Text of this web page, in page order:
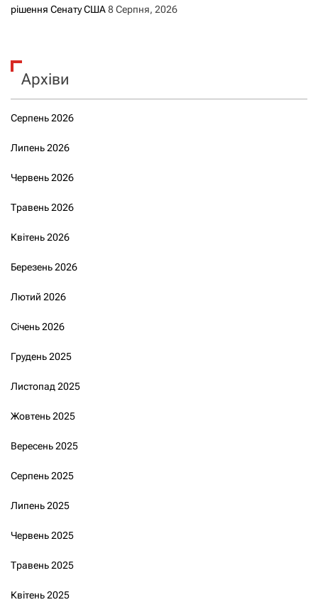
рішення Сенату США8 Серпня, 2026
Архіви
Серпень 2026
Липень 2026
Червень 2026
Травень 2026
Квітень 2026
Березень 2026
Лютий 2026
Січень 2026
Грудень 2025
Листопад 2025
Жовтень 2025
Вересень 2025
Серпень 2025
Липень 2025
Червень 2025
Травень 2025
Квітень 2025